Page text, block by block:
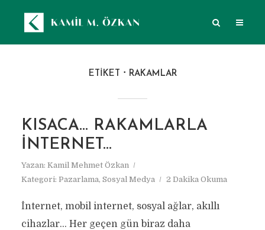
ETIKET RAKAMLAR
KISACA… RAKAMLARLA
İNTERNET…
Yazan: Kamil Mehmet Özkan
Kategori: Pazarlama, Sosyal Medya 2 Dakika Okuma
İnternet, mobil internet, sosyal ağlar, akıllı
cihazlar… Her geçen gün biraz daha